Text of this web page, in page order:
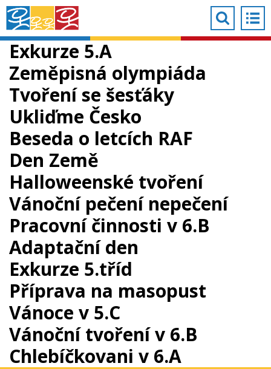
Exkurze 5.A
Zeměpisná olympiáda
Tvoření se šesťáky
Ukliďme Česko
Beseda o letcích RAF
Den Země
Halloweenské tvoření
Vánoční pečení nepečení
Pracovní činnosti v 6.B
Adaptační den
Exkurze 5.tříd
Příprava na masopust
Vánoce v 5.C
Vánoční tvoření v 6.B
Chlebíčkovani v 6.A